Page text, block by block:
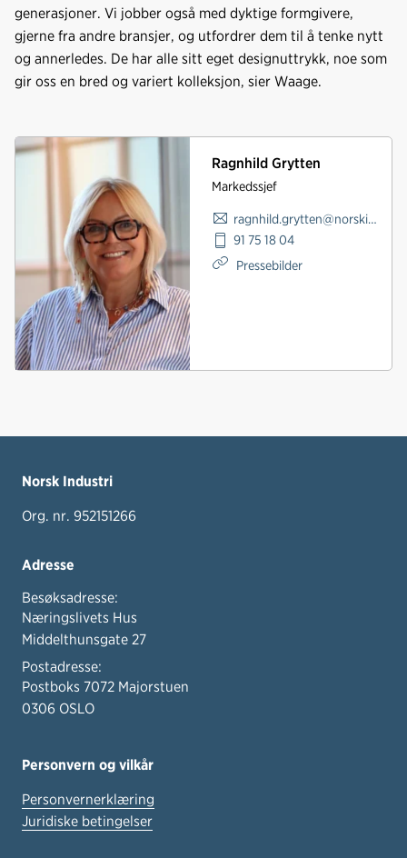
generasjoner. Vi jobber også med dyktige formgivere,
gjerne fra andre bransjer, og utfordrer dem til å tenke nytt
og annerledes. De har alle sitt eget designuttrykk, noe som
gir oss en bred og variert kolleksjon, sier Waage.
Ragnhild Grytten
Markedssjef
ragnhild.grytten@norskindustri.no
91 75 18 04
Pressebilder
Norsk Industri
Org. nr. 952151266
Adresse
Besøksadresse:
Næringslivets Hus
Middelthunsgate 27
Postadresse:
Postboks 7072 Majorstuen
0306 OSLO
Personvern og vilkår
Personvernerklæring
Juridiske betingelser